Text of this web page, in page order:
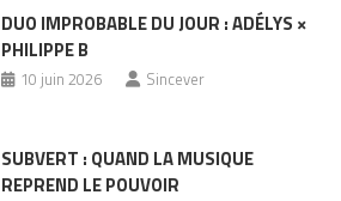
DUO IMPROBABLE DU JOUR : ADÉLYS ×
PHILIPPE B
10 juin 2026 Sincever
SUBVERT : QUAND LA MUSIQUE
REPREND LE POUVOIR